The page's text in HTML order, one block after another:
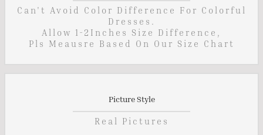
Can't Avoid Color Difference For Colorful
Dresses.
Allow 1-2Inches Size Difference,
Pls Meausre Based On Our Size Chart
Picture Style
Real Pictures